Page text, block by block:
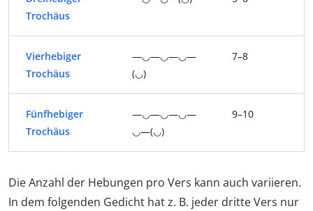
Trochäus
Vierhebiger
Trochäus
—◡—◡—◡—
(◡)
7–8
Fünfhebiger
Trochäus
—◡—◡—◡—
◡—(◡)
9–10
Die Anzahl der Hebungen pro Vers kann auch variieren.
In dem folgenden Gedicht hat z. B. jeder dritte Vers nur